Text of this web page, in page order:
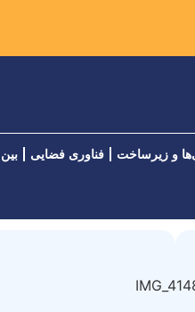
و زیرساخت فناوری فضایی